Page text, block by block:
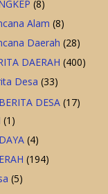
(8)
Alam (8)
Daerah (28)
DAERAH (400)
Desa (33)
BERITA DESA(17)
(1)
(4)
(194)
(5)